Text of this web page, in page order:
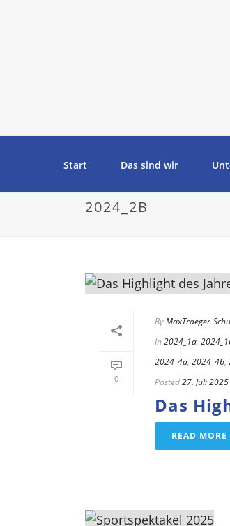
Start Das sind wir
2024_2B
0
ByMaxTraeger-
In 2024_1a,
2024_4a, 2024_4b,
Posted27. Juli 2025
Das
READ MORE